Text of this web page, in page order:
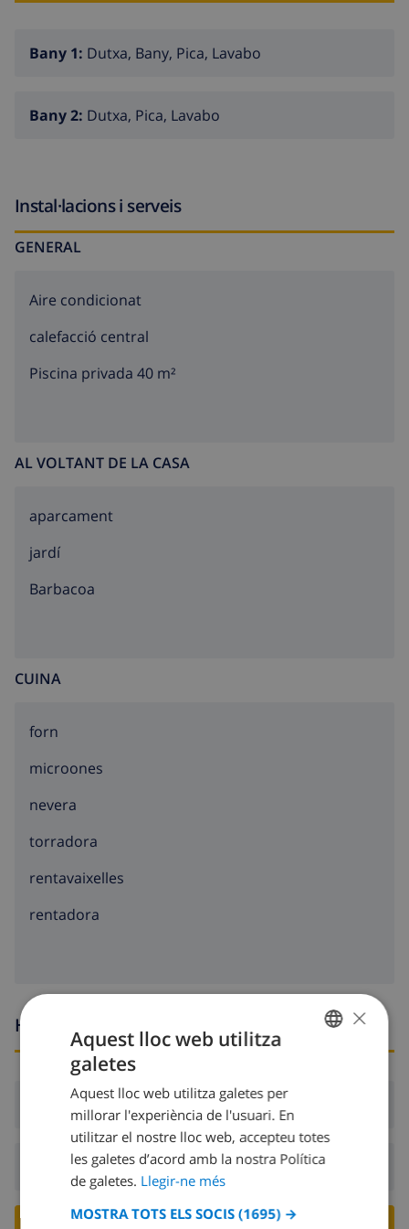
a la nostra encantadora vila d'estiu a Calp!
Bany 1: Dutxa, Bany, Pica, Lavabo
Bany 2: Dutxa, Pica, Lavabo
Instal·lacions i serveis
GENERAL
Aire condicionat
calefacció central
Piscina privada 40 m²
AL VOLTANT DE LA CASA
aparcament
jardí
barbacoa
CUINA
forn
microones
nevera
torradora
rentavaixelles
rentadora
Hores d’arribada i sortida
Arribada:Des de 17:00 abans 20:00
Sortida: Abans: 10:00
DUTCH
SPANISH
CATALAN
×
Aquest lloc web utilitza
galetes
Aquest lloc web utilitza galetes per
millorar l'experiència de l'usuari. En
utilitzar el nostre lloc web, accepteu totes
les galetes d’acord amb la nostra Política
de galetes. Llegir-ne més
MOSTRA TOTS ELS SOCIS (1695) →